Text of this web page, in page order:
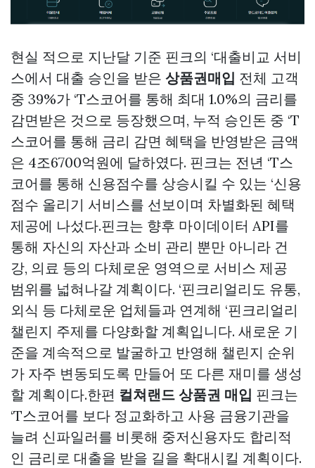
현실 적으로 지난달 기준 핀크의 ‘대출비교 서비
스에서 대출 승인을 받은 상품권매입 전체 고객
중 39%가 ‘T스코어를 통해 최대 1.0%의 금리를
감면받은 것으로 등장했으며, 누적 승인돈 중 ‘T
스코어를 통해 금리 감면 혜택을 반영받은 금액
은 4조6700억원에 달하였다. 핀크는 전년 ‘T스
코어를 통해 신용점수를 상승시킬 수 있는 ‘신용
점수 올리기 서비스를 선보이며 차별화된 혜택
제공에 나섰다.핀크는 향후 마이데이터 API를
통해 자신의 자산과 소비 관리 뿐만 아니라 건
강, 의료 등의 다체로운 영역으로 서비스 제공
범위를 넓혀나갈 계획이다. ‘핀크리얼리도 유통,
외식 등 다체로운 업체들과 연계해 ‘핀크리얼리
챌린지 주제를 다양화할 계획입니다. 새로운 기
준을 계속적으로 발굴하고 반영해 챌린지 순위
가 자주 변동되도록 만들어 또 다른 재미를 생성
할 계획이다.한편 컬쳐랜드 상품권 매입 핀크는
‘T스코어를 보다 정교화하고 사용 금융기관을
늘려 신파일러를 비롯해 중저신용자도 합리적
인 금리로 대출을 받을 길을 확대시킬 계획이다.